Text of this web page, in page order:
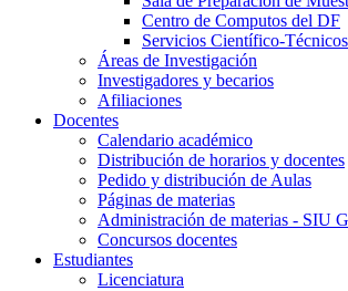
Centro de Computos del DF
Servicios Científico-
Áreas de Investigación
Investigadores y becarios
Afiliaciones
Docentes
Calendario académico
Distribución de horarios y docentes
Pedido y distribución de Aulas
Páginas de materias
Administración de materias - SIU
Concursos docentes
Estudiantes
Licenciatura